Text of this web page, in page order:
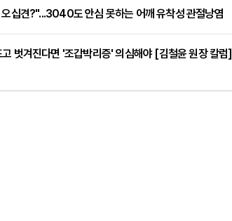
십견?"...3040도 안심 못하는 어깨 유착성 관절낭염
벗겨진다면 '조갑박리증' 의심해야 [김철윤 원장 칼럼]